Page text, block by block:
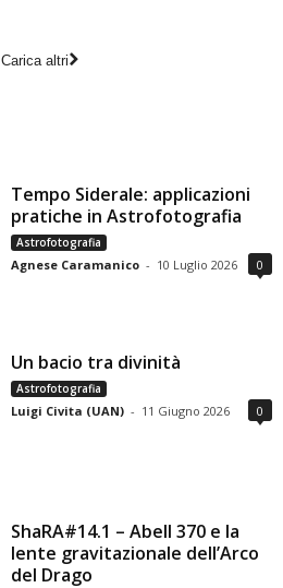
Carica altri
Tempo Siderale: applicazioni
pratiche in Astrofotografia
Astrofotografia
Agnese Caramanico - 10 Luglio 2026 0
Un bacio tra divinità
Astrofotografia
Luigi Civita (UAN) - 11 Giugno 2026 0
ShaRA#14.1 – Abell 370 e la
lente gravitazionale dell’Arco
del Drago